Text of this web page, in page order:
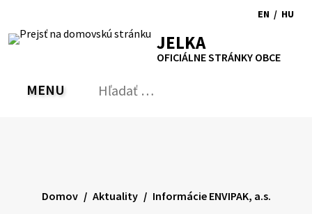
obsah
RSS MapaTlačiť
Zvýšiť
kontrast
písmapísma
EN
to
/ HU
JELKA
OFICIÁLNE STRÁNKY OBCE
PREPNÚŤ
MENU Hľadať:
Domov Aktuality Informácie ENVIPAK, a.s.